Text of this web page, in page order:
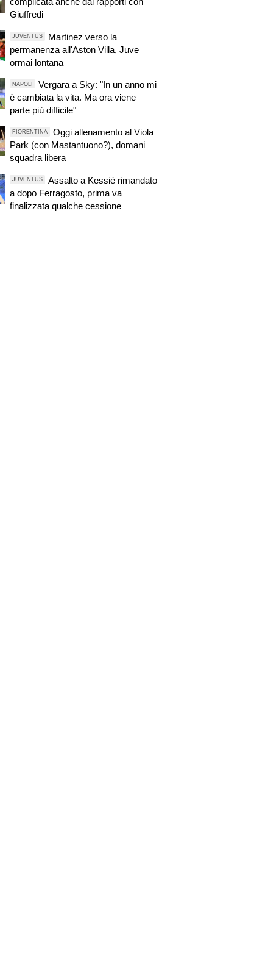
Giuffredi
JUVENTUS
Martinez verso la
permanenza all'Aston Villa, Juve
ormai lontana
NAPOLI
Vergara a Sky: "In un anno mi
è cambiata la vita. Ma ora viene
parte più difficile"
FIORENTINA
Oggi allenamento al Viola
Park (con Mastantuono?), domani
squadra libera
JUVENTUS
Assalto a Kessiè rimandato
a dopo Ferragosto, prima va
finalizzata qualche cessione